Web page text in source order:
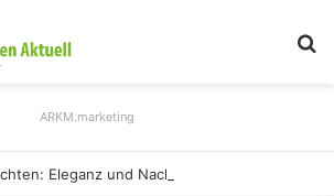
ARKM.marketing